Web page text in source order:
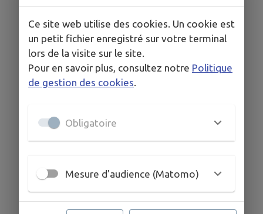
Ce site web utilise des cookies. Un cookie est
un petit fichier enregistré sur votre terminal
lors de la visite sur le site.
Pour en savoir plus, consultez notre Politique
de gestion des cookies.
Obligatoire
Mesure d'audience (Matomo)